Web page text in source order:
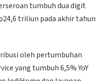
tumbuh dua digit
triliun pada akhir tahun
oleh pertumbuhan
yang tumbuh 6,5% YoY